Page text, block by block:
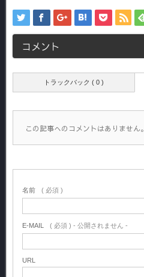
コメント
トラックバック ( 0 )
この記事へのコメントはありません。
名前 ( 必須 )
E-MAIL ( 必須 ) - 公開されません -
URL